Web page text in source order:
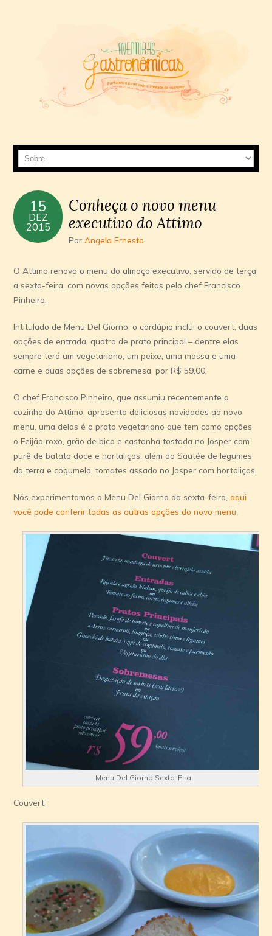
15
DEZ
2015
Conheça o novo menu
executivo do Attimo
PorAngela Ernesto
O Attimo renova o menu do almoço executivo, servido de terça
a sexta-feira, com novas opções feitas pelo chef Francisco
Pinheiro.
Intitulado de Menu Del Giorno, o cardápio inclui o couvert, duas
opções de entrada, quatro de prato principal – dentre elas
sempre terá um vegetariano, um peixe, uma massa e uma
carne e duas opções de sobremesa, por R$ 59,00.
O chef Francisco Pinheiro, que assumiu recentemente a
cozinha do Attimo, apresenta deliciosas novidades ao novo
menu, uma delas é o prato vegetariano que tem como opções
o Feijão roxo, grão de bico e castanha tostada no Josper com
purê de batata doce e hortaliças, além do Sautée de legumes
da terra e cogumelo, tomates assado no Josper com hortaliças.
Nós experimentamos o Menu Del Giorno da sexta-feira,aqui
você pode conferir todas as outras opções do novo menu.
Menu Del Giorno Sexta-Fira
Couvert